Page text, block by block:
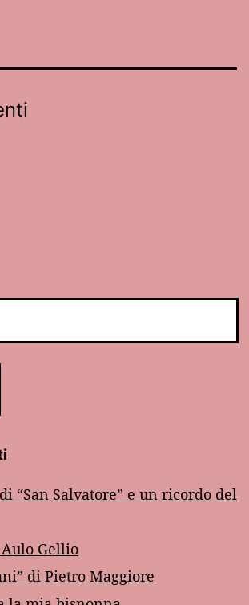
“San Salvatore” e un ricordo del
Gellio
di Pietro Maggiore